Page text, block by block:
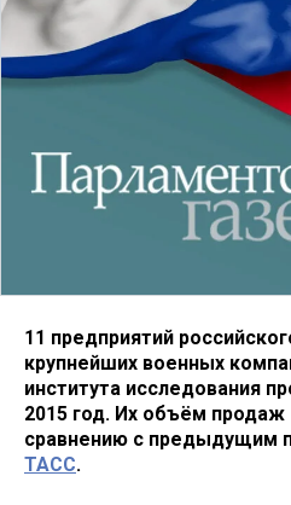
11 предприятий
крупнейших военных
института исследования
2015 год. Их объём продаж
сравнению с предыдущим
ТАСС.